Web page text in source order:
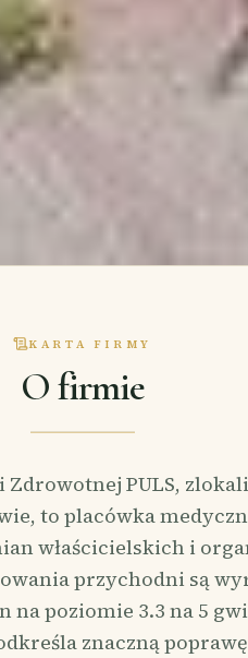
KARTA FIRMY
O firmie
Zdrowotnej PULS,
to placówka
właścicielskich i
przychodni są
poziomie 3.3 na 5
znaczną